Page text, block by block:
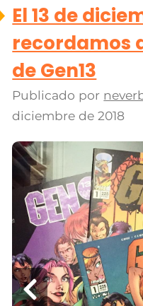
El 13 de
recordamos
de Gen13
Publicado por
diciembre de 2018